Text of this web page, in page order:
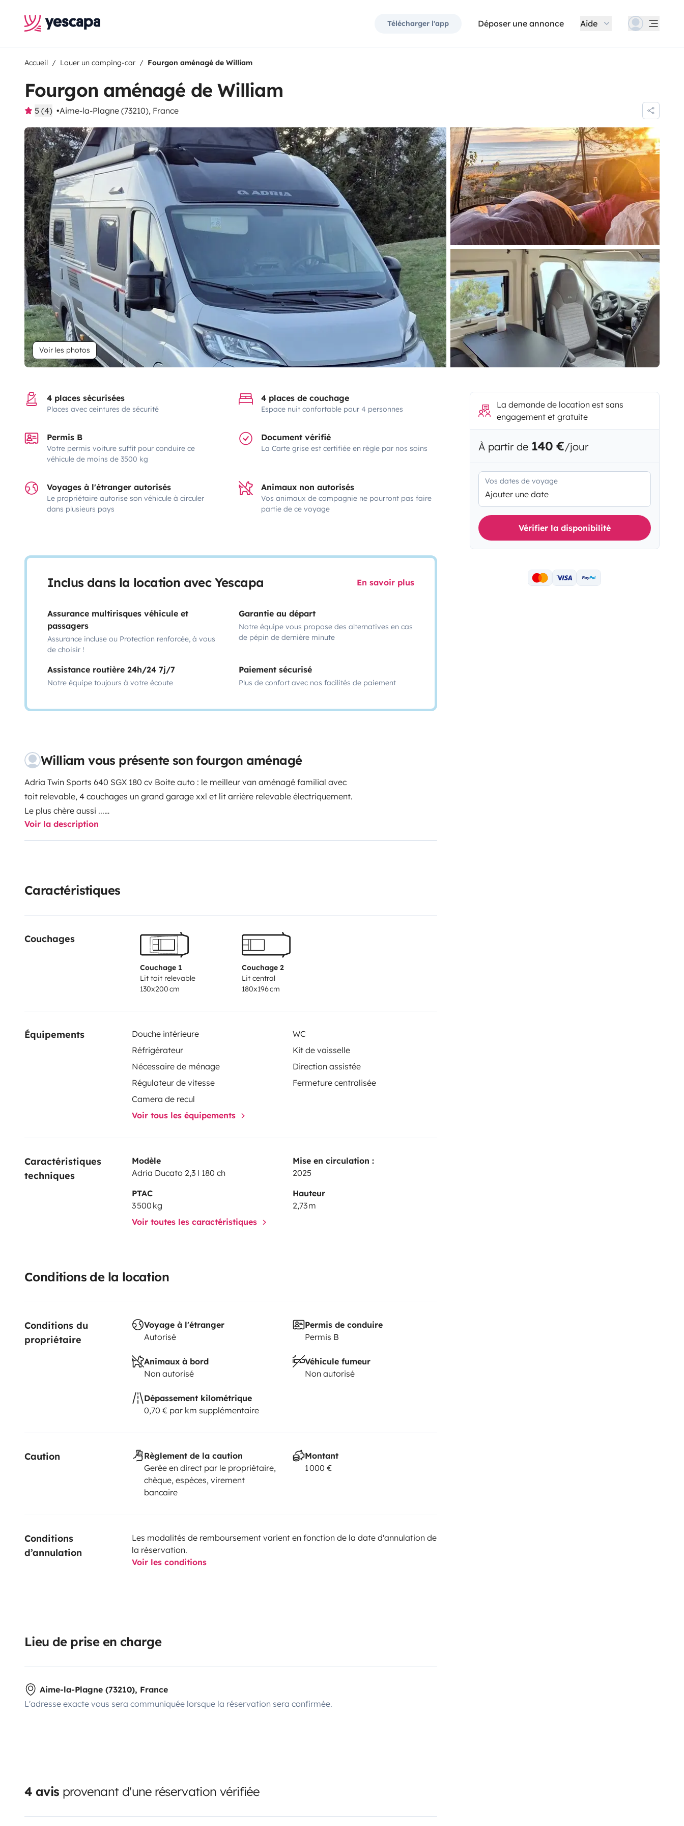
Télécharger l'app Déposer une annonce Aide
Accueil Louer un camping-car Fourgon aménagé de William
Fourgon aménagé de William
5 (4) Aime-la-Plagne (73210), France
Voir les photos
4 places sécurisées
Places avec ceintures de sécurité
4 places de couchage
Espace nuit confortable pour 4 personnes
Permis B
Votre permis voiture suffit pour conduire ce
véhicule de moins de 3500 kg
Document vérifié
La Carte grise est certifiée en règle par nos soins
Voyages à l'étranger autorisés
Le propriétaire autorise son véhicule à circuler
dans plusieurs pays
Animaux non autorisés
Vos animaux de compagnie ne pourront pas faire
partie de ce voyage
Inclus dans la location avec Yescapa En savoir plus
Assurance multirisques véhicule et
passagers
Assurance incluse ou Protection renforcée, à vous
de choisir !
Garantie au départ
Notre équipe vous propose des alternatives en cas
de pépin de dernière minute
Assistance routière 24h/24 7j/7
Notre équipe toujours à votre écoute
Paiement sécurisé
Plus de confort avec nos facilités de paiement
William vous présente son fourgon aménagé
Adria Twin Sports 640 SGX 180 cv Boite auto : le meilleur van aménagé familial avec
toit relevable, 4 couchages un grand garage xxl et lit arrière relevable électriquement.
Le plus chère aussi ...
Très bien équipé, il dispose côté cuisine d’une cuisinière à 2 brûleurs à gaz, d’un évier et
une cabine-loft à aire ouverte, offrant notamment une table extensible, une banquette
Voir la description
Caractéristiques
Couchages
Couchage 1
Lit toit relevable
130x200 cm
Couchage 2
Lit central
180x196 cm
Équipements Douche intérieure
WC
Réfrigérateur
Kit de vaisselle
Nécessaire de ménage
Direction assistée
Régulateur de vitesse
Fermeture centralisée
Camera de recul
Voir tous les équipements
Caractéristiques
techniques
Modèle
Adria Ducato 2,3 l 180 ch
Mise en circulation :
2025
PTAC
3 500 kg
Hauteur
2,73 m
Voir toutes les caractéristiques
Conditions de la location
Conditions du
propriétaire
Voyage à l'étranger
Autorisé
Permis de conduire
Permis B
Animaux à bord
Non autorisé
Véhicule fumeur
Non autorisé
Dépassement kilométrique
0,70 € par km supplémentaire
Caution
Règlement de la caution
Gerée en direct par le propriétaire,
chèque, espèces, virement
bancaire
Montant
1 000 €
Conditions
d’annulation
Les modalités de remboursement varient en fonction de la date d'annulation de
la réservation.
Voir les conditions
Lieu de prise en charge
Aime-la-Plagne (73210), France
L'adresse exacte vous sera communiquée lorsque la réservation sera confirmée.
4 avis provenant d'une réservation vérifiée
La demande de location est sans
engagement et gratuite
À partir de 140 €/jour
Vos dates de voyage
Ajouter une date
Vérifier la disponibilité